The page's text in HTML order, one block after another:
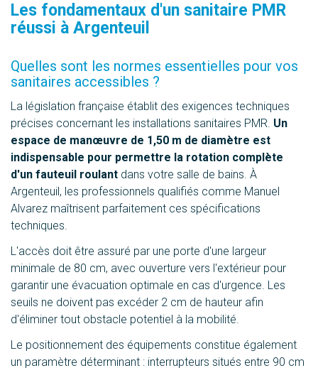
Les fondamentaux d'un sanitaire PMR
réussi à Argenteuil
Quelles sont les normes essentielles pour vos
sanitaires accessibles ?
La législation française établit des exigences techniques
précises concernant les installations sanitaires PMR. Un
espace de manœuvre de 1,50 m de diamètre est
indispensable pour permettre la rotation complète
d'un fauteuil roulant dans votre salle de bains. À
Argenteuil, les professionnels qualifiés comme Manuel
Alvarez maîtrisent parfaitement ces spécifications
techniques.
L'accès doit être assuré par une porte d'une largeur
minimale de 80 cm, avec ouverture vers l'extérieur pour
garantir une évacuation optimale en cas d'urgence. Les
seuils ne doivent pas excéder 2 cm de hauteur afin
d'éliminer tout obstacle potentiel à la mobilité.
Le positionnement des équipements constitue également
un paramètre déterminant : interrupteurs situés entre 90 cm